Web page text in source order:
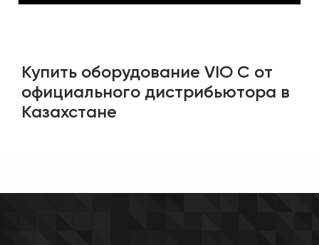
Купить оборудование VIO C от
официального дистрибьютора в
Казахстане